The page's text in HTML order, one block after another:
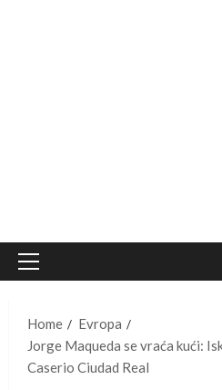
Primary
Home
Evropa
Jorge Maqueda se vraća kući:
Caserio Ciudad Real